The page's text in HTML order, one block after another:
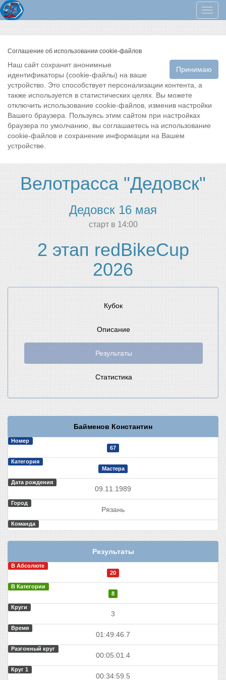
Меню
Соглашение об использовании cookie-файлов
Принимаю
Наш сайт сохранит анонимные
идентификаторы (cookie-файлы) на ваше
устройство. Это способствует персонализации контента, а
также используется в статистических целях. Вы можете
отключить использование cookie-файлов, изменив настройки
Вашего браузера. Пользуясь этим сайтом при настройках
браузера по умолчанию, вы соглашаетесь на использование
cookie-файлов и сохранение информации на Вашем
устройстве.
Велотрасса "Дедовск"
Дедовск 16 мая
cтарт в 14:00
2 этап redBikeCup
2026
Кубок
Описание
Результаты
Статистика
Байменов Константин
Номер
67
Категория
Мастера
Дата рождения
09.11.1989
Город
Рязань
Команда
Результаты
В Абсолюте
20
В Категории
8
Круги
3
Время
01:49:46.7
Разгонный круг
00:05:01.4
Круг 1
00:34:59.5